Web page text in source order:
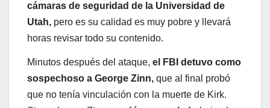
cámaras de seguridad de la Universidad de
Utah, pero es su calidad es muy pobre y llevará
horas revisar todo su contenido.
Minutos después del ataque, el FBI detuvo como
sospechoso a George Zinn, que al final probó
que no tenía vinculación con la muerte de Kirk.